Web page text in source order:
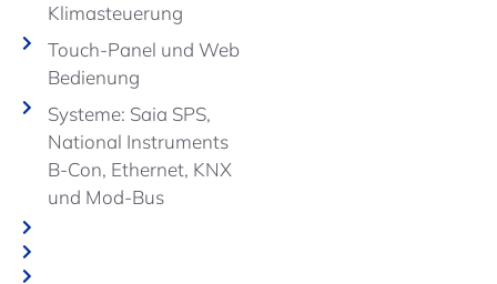
Klimasteuerung
Touch-Panel und Web
Bedienung
Systeme: Saia SPS,
National Instruments
B-Con, Ethernet, KNX
und Mod-Bus